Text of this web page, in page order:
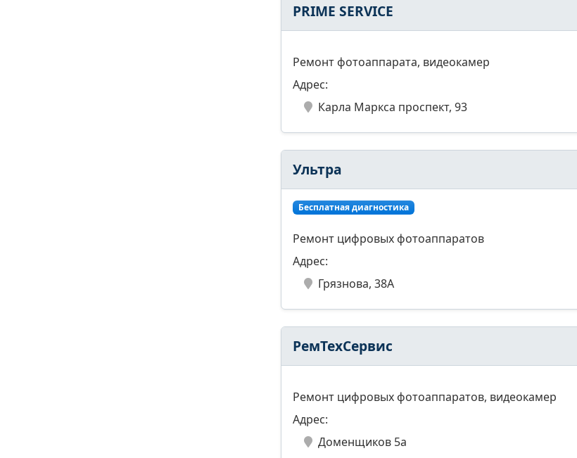
PRIME SERVICE
Ремонт фотоаппарата, видеокамер
Адрес:
Карла Маркса проспект, 93
Ультра
Бесплатная диагностика
Ремонт цифровых фотоаппаратов
Адрес:
Грязнова, 38А
РемТехСервис
Ремонт цифровых фотоаппаратов, видеокамер
Адрес:
Доменщиков 5а